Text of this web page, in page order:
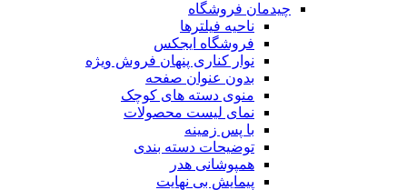
چیدمان فروشگاه
ناحیه فیلترها
فروشگاه ایجکس
نوار کناری پنهان فروش ویژه
بدون عنوان صفحه
منوی دسته های کوچک
نمای لیست محصولات
با پس زمینه
توضیحات دسته بندی
همپوشانی هدر
پیمایش بی نهایت